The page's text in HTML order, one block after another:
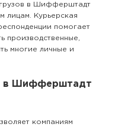
в Шифферштадт
лицам. Курьерская
помогает
производственные,
многие личные и
в Шифферштадт
компаниям